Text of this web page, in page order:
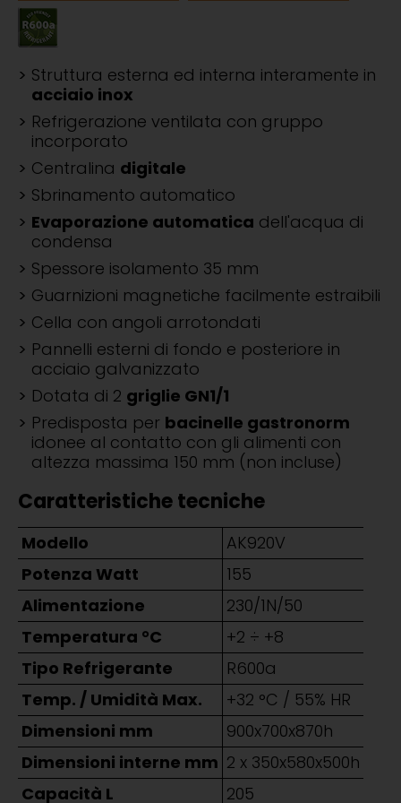
Struttura esterna ed interna interamente in
acciaio inox
Refrigerazione ventilata con gruppo
incorporato
Centralina digitale
Sbrinamento automatico
Evaporazione automatica dell'acqua di
condensa
Spessore isolamento 35 mm
Guarnizioni magnetiche facilmente estraibili
Cella con angoli arrotondati
Pannelli esterni di fondo e posteriore in
acciaio galvanizzato
Dotata di 2 griglie GN1/1
Predisposta per bacinelle gastronorm
idonee al contatto con gli alimenti con
altezza massima 150 mm (non incluse)
Caratteristiche tecniche
Modello
AK920V
Potenza Watt
155
Alimentazione
230/1N/50
Temperatura °C
+2 ÷ +8
Tipo Refrigerante
R600a
Temp. / Umidità Max.
+32 °C / 55% HR
Dimensioni mm
900x700x870h
Dimensioni interne mm 2 x 350x580x500h
Capacità L
205